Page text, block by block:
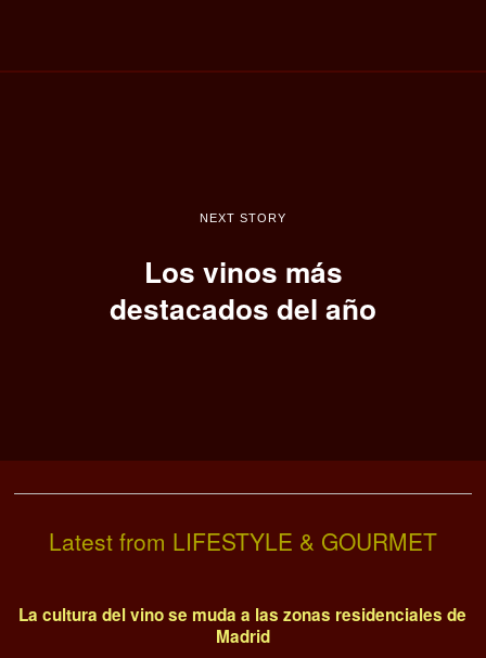
NEXT STORY
Los vinos más
destacados del año
Latest from LIFESTYLE & GOURMET
La cultura del vino se muda a las zonas residenciales de
Madrid